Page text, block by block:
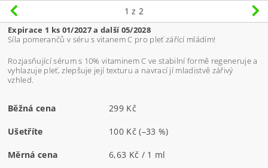
1 z 2
Expirace 1 ks 01/2027 a další 05/2028
Síla pomerančů v séru s vitanem C pro pleť zářící mládím!
Rozjasňující sérum s 10% vitaminem C ve stabilní formě regeneruje a
vyhlazuje pleť, zlepšuje její texturu a navrací jí mladistvě zářivý
vzhled.
Běžná cena 299 Kč
Ušetříte 100 Kč(–33 %)
Měrná cena 6,63 Kč / 1 ml